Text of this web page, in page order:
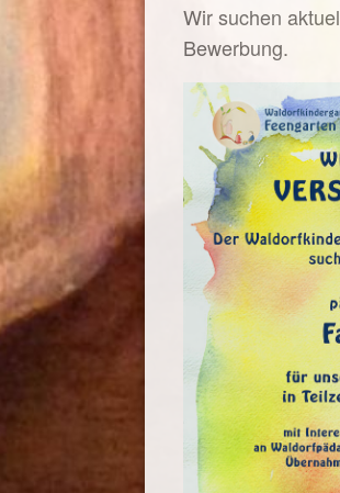
Wir suchen
Bewerbung.